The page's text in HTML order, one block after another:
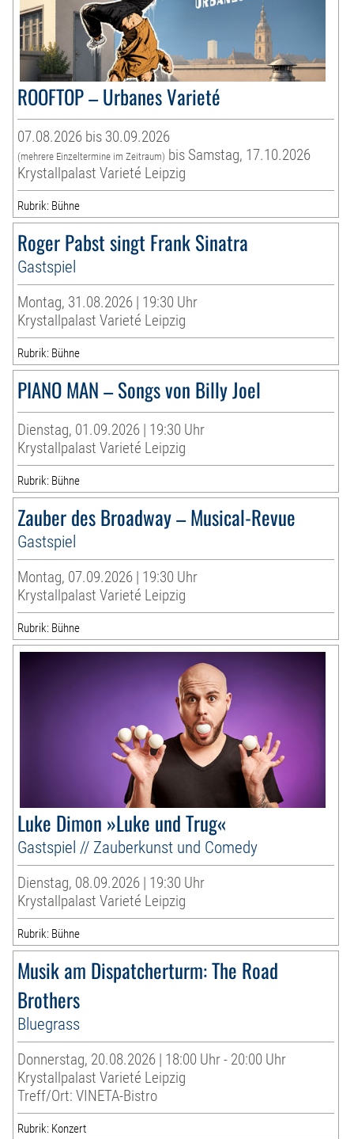
ROOFTOP – Urbanes Varieté
07.08.2026 bis 30.09.2026
(mehrere Einzeltermine im Zeitraum) bis Samstag, 17.10.2026
Krystallpalast Varieté Leipzig
Rubrik: Bühne
Roger Pabst singt Frank Sinatra
Gastspiel
Montag, 31.08.2026 | 19:30 Uhr
Krystallpalast Varieté Leipzig
Rubrik: Bühne
PIANO MAN – Songs von Billy Joel
Dienstag, 01.09.2026 | 19:30 Uhr
Krystallpalast Varieté Leipzig
Rubrik: Bühne
Zauber des Broadway – Musical-Revue
Gastspiel
Montag, 07.09.2026 | 19:30 Uhr
Krystallpalast Varieté Leipzig
Rubrik: Bühne
Luke Dimon »Luke und Trug«
Gastspiel // Zauberkunst und Comedy
Dienstag, 08.09.2026 | 19:30 Uhr
Krystallpalast Varieté Leipzig
Rubrik: Bühne
Musik am Dispatcherturm: The Road
Brothers
Bluegrass
Donnerstag, 20.08.2026 | 18:00 Uhr - 20:00 Uhr
Krystallpalast Varieté Leipzig
Treff/Ort: VINETA-Bistro
Rubrik: Konzert